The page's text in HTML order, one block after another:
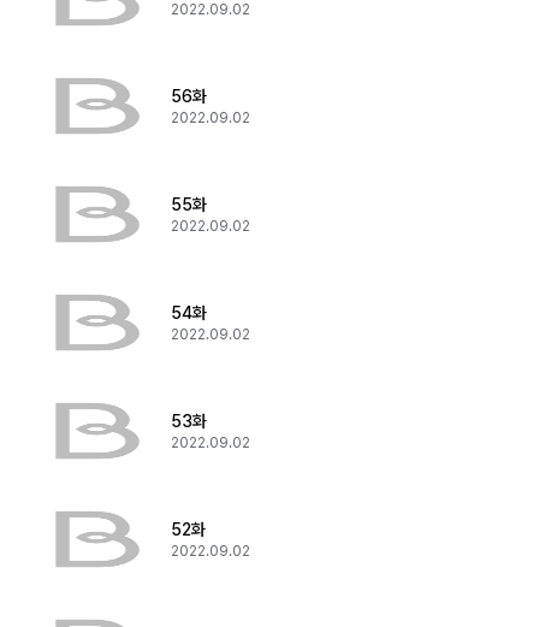
2022.09.02
56화
2022.09.02
55화
2022.09.02
54화
2022.09.02
53화
2022.09.02
52화
2022.09.02